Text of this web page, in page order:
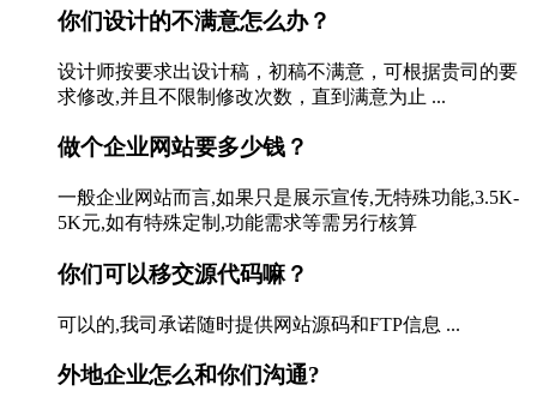
你们设计的不满意怎么办？
设计师按要求出设计稿，初稿不满意，可根据贵司的要
求修改,并且不限制修改次数，直到满意为止 ...
做个企业网站要多少钱？
一般企业网站而言,如果只是展示宣传,无特殊功能,3.5K-
5K元,如有特殊定制,功能需求等需另行核算
你们可以移交源代码嘛？
可以的,我司承诺随时提供网站源码和FTP信息 ...
外地企业怎么和你们沟通?